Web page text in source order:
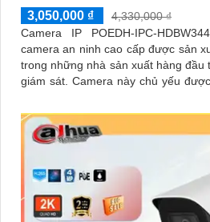
3,050,000 ₫
4,330,000 ₫
Camera IP POEDH-IPC-
camera an ninh cao cấp được sản
trong những nhà sản xuất hàng đầu
giám sát. Camera này chủ yếu được sử dụng trong các ứng
lượng cao